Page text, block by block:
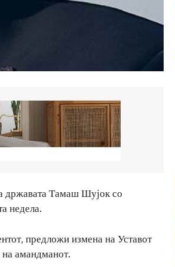
државата Тамаш Шујок со
недела.
предложи измена на Уставот
на амандманот.